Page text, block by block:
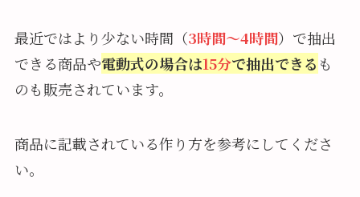
最近ではより少ない時間（3時間〜4時間）で抽出
できる商品や電動式の場合は15分で抽出できる も
のも販売されています。
商品に記載されている作り方を参考にしてくださ
い。